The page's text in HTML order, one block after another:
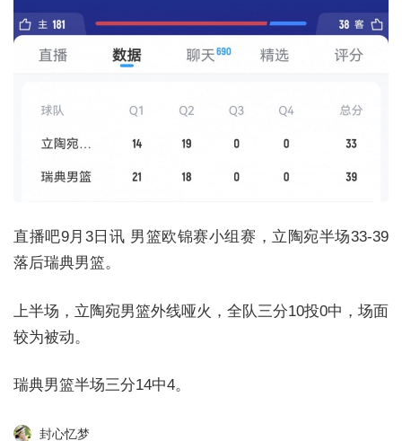
直播吧9月3日讯 男篮欧锦赛小组赛，立陶宛半场33-39
落后瑞典男篮。
上半场，立陶宛男篮外线哑火，全队三分10投0中，场面
较为被动。
瑞典男篮半场三分14中4。
封心忆梦